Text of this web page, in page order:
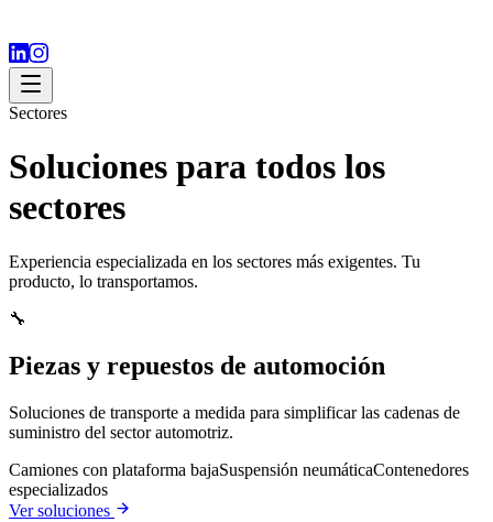
Sectores
Soluciones para todos los
sectores
Experiencia especializada en los sectores más exigentes. Tu
producto, lo transportamos.
🔧
Piezas y repuestos de automoción
Soluciones de transporte a medida para simplificar las cadenas de
suministro del sector automotriz.
Camiones con plataforma bajaSuspensión neumáticaContenedores
especializados
Ver soluciones